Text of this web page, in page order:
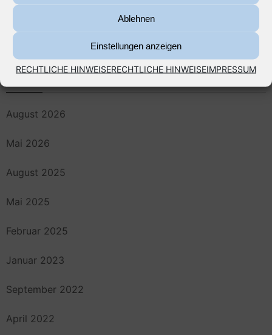
Ablehnen
Einstellungen anzeigen
RECHTLICHE HINWEISERECHTLICHE HINWEISEIMPRESSUM
Wohngebäudeversicherung, Wasserschäden und die
„Fugenfälle“
Archiv
August 2026
Mai 2026
August 2025
Mai 2025
Februar 2025
Januar 2023
September 2022
April 2022